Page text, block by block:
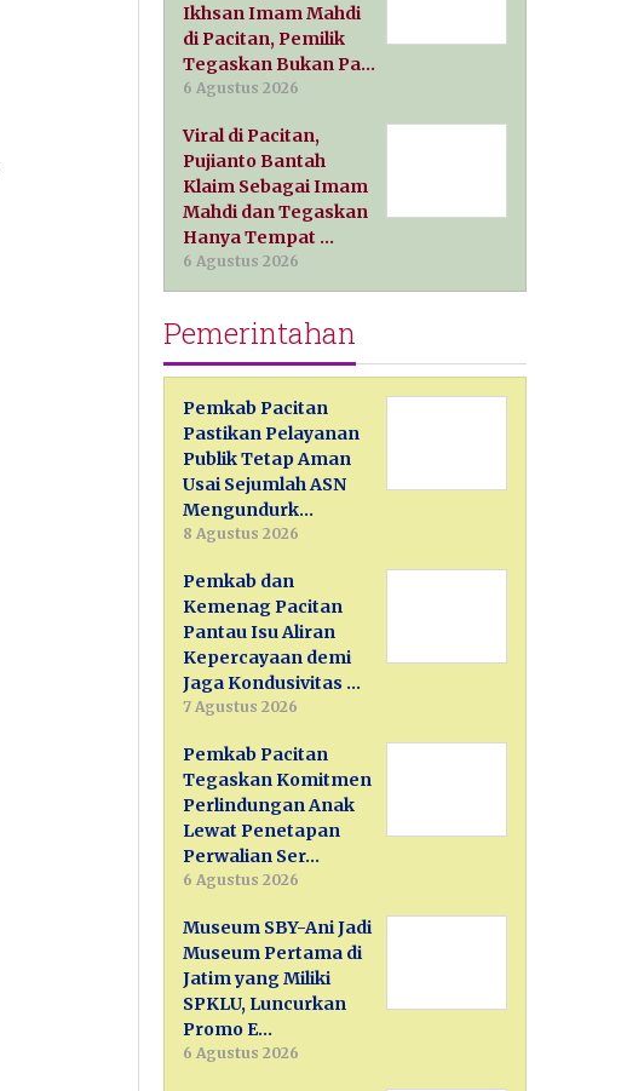
Ikhsan Imam Mahdi
di Pacitan, Pemilik
Tegaskan Bukan Pa…
6 Agustus 2026
Viral di Pacitan,
Pujianto Bantah
Klaim Sebagai Imam
Mahdi dan Tegaskan
Hanya Tempat …
6 Agustus 2026
Pemerintahan
Pemkab Pacitan
Pastikan Pelayanan
Publik Tetap Aman
Usai Sejumlah ASN
Mengundurk…
8 Agustus 2026
Pemkab dan
Kemenag Pacitan
Pantau Isu Aliran
Kepercayaan demi
Jaga Kondusivitas …
7 Agustus 2026
Pemkab Pacitan
Tegaskan Komitmen
Perlindungan Anak
Lewat Penetapan
Perwalian Ser…
6 Agustus 2026
Museum SBY-Ani Jadi
Museum Pertama di
Jatim yang Miliki
SPKLU, Luncurkan
Promo E…
6 Agustus 2026